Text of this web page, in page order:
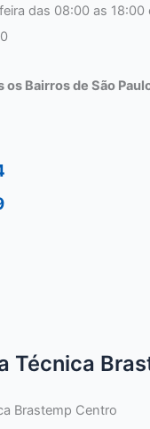
das 08:00 as 18:00
Bairros de São
Técnica
Brastemp Centro